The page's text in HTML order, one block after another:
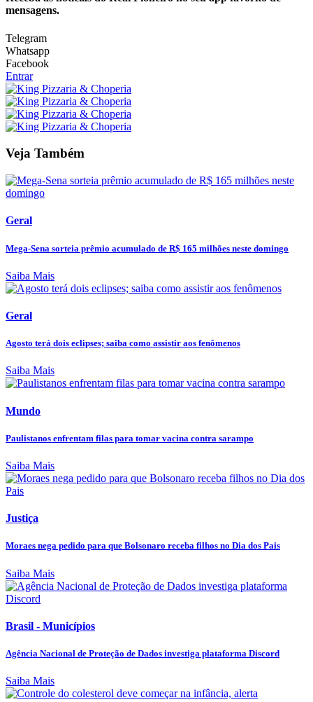
mensagens.
Telegram
Whatsapp
Facebook
Entrar
Veja Também
Geral
Mega-Sena sorteia prêmio acumulado de R$ 165 milhões neste domingo
Saiba Mais
Geral
Agosto terá dois eclipses; saiba como assistir aos fenômenos
Saiba Mais
Mundo
Paulistanos enfrentam filas para tomar vacina contra sarampo
Saiba Mais
Justiça
Moraes nega pedido para que Bolsonaro receba filhos no Dia dos Pais
Saiba Mais
Brasil - Municípios
Agência Nacional de Proteção de Dados investiga plataforma Discord
Saiba Mais